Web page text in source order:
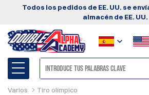
Todos los pedidos de EE. UU. se
almacén de EE. UU.
Varios Tiro olímpico